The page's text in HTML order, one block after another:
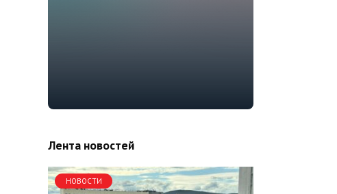
Лента новостей
НОВОСТИ